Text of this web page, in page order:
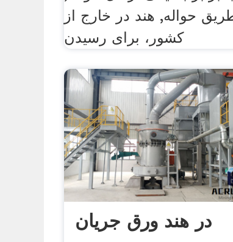
حواله, هند در خارج از
کشور، برای رسیدن
در هند ورق جریان